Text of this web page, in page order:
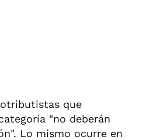
que
"no deberán
Lo mismo ocurre en